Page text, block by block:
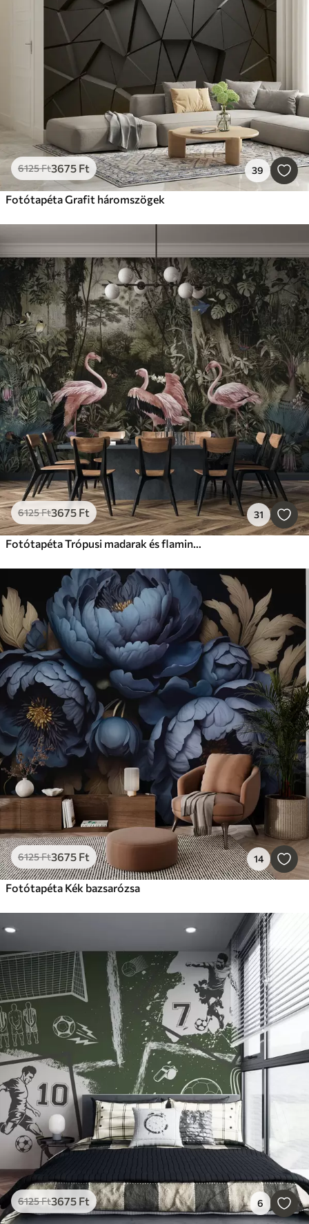
6125Ft3675 Ft 39
Fotótapéta Grafit háromszögek
6125Ft3675 Ft 31
Fotótapéta Trópusi madarak és flamingók a dzsungelben
6125Ft3675 Ft 14
Fotótapéta Kék bazsarózsa
6125Ft3675 Ft 6